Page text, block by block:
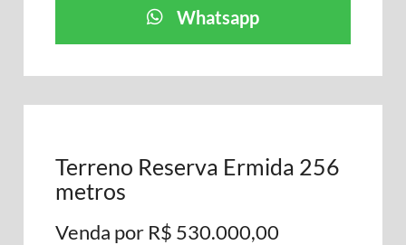
Whatsapp
Terreno Reserva Ermida 256
metros
Venda por R$ 530.000,00